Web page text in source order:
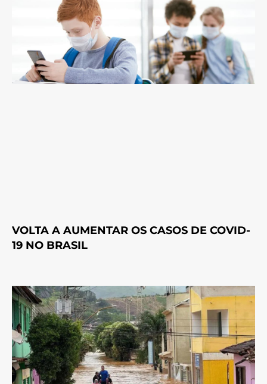
VOLTA A AUMENTAR OS CASOS DE COVID-
19 NO BRASIL